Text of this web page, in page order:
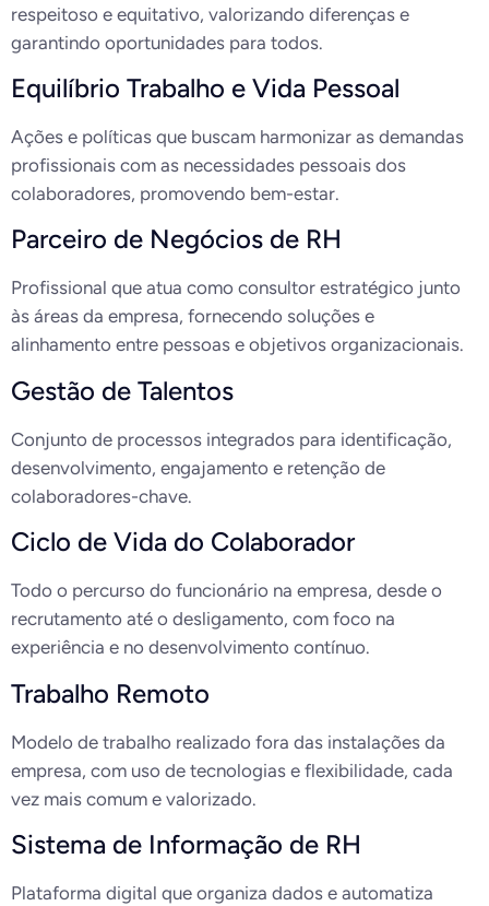
respeitoso e equitativo, valorizando diferenças e
garantindo oportunidades para todos.
Equilíbrio Trabalho e Vida Pessoal
Ações e políticas que buscam harmonizar as demandas
profissionais com as necessidades pessoais dos
colaboradores, promovendo bem-estar.
Parceiro de Negócios de RH
Profissional que atua como consultor estratégico junto
às áreas da empresa, fornecendo soluções e
alinhamento entre pessoas e objetivos organizacionais.
Gestão de Talentos
Conjunto de processos integrados para identificação,
desenvolvimento, engajamento e retenção de
colaboradores-chave.
Ciclo de Vida do Colaborador
Todo o percurso do funcionário na empresa, desde o
recrutamento até o desligamento, com foco na
experiência e no desenvolvimento contínuo.
Trabalho Remoto
Modelo de trabalho realizado fora das instalações da
empresa, com uso de tecnologias e flexibilidade, cada
vez mais comum e valorizado.
Sistema de Informação de RH
Plataforma digital que organiza dados e automatiza